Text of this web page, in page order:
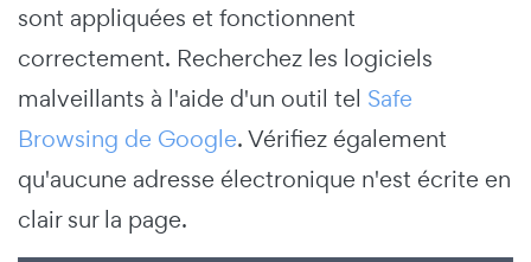
sont appliquées et fonctionnent
correctement. Recherchez les logiciels
malveillants à l'aide d'un outil tel Safe
Browsing de Google. Vérifiez également
qu'aucune adresse électronique n'est écrite en
clair sur la page.